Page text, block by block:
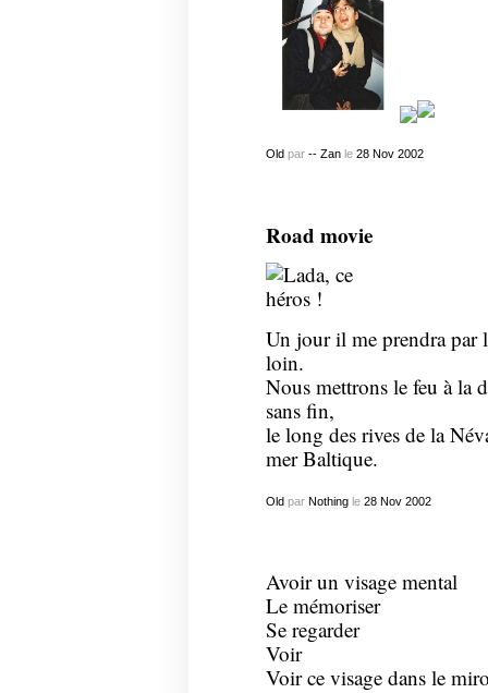
Old par -- Zanle 28 Nov 2002
Road movie
Un jour il me prendra par
loin.
Nous mettrons le feu à la
sans fin,
le long des rives de la
mer Baltique.
Oldpar Nothingle 28 Nov 2002
Avoir un visage mental
Le mémoriser
Se regarder
Voir
Voir ce visage dans le